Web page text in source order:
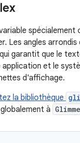
spécialement
Les angles
garantit que le
et le
d'affichage.
la bibliothèque
à